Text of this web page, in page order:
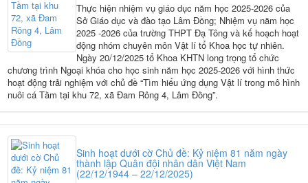
Thực hiện nhiệm vụ giáo dục năm học 2025-2026 của
Sở Giáo dục và đào tạo Lâm Đồng; Nhiệm vụ năm học
2025 -2026 của trường THPT Đạ Tông và kế hoạch hoạt
động nhóm chuyên môn Vật lí tổ Khoa học tự nhiên.
Ngày 20/12/2025 tổ Khoa KHTN long trọng tổ chức
chương trình Ngoại khóa cho học sinh năm học 2025-2026 với hình thức
hoạt động trải nghiệm với chủ đề “Tìm hiểu ứng dụng Vật lí trong mô hình
nuôi cá Tầm tại khu 72, xã Đam Rông 4, Lâm Đồng”.
Sinh hoạt dưới cờ Chủ đề: Kỷ niệm 81 năm ngày
thành lập Quân đội nhân dân Việt Nam
(22/12/1944 – 22/12/2025)